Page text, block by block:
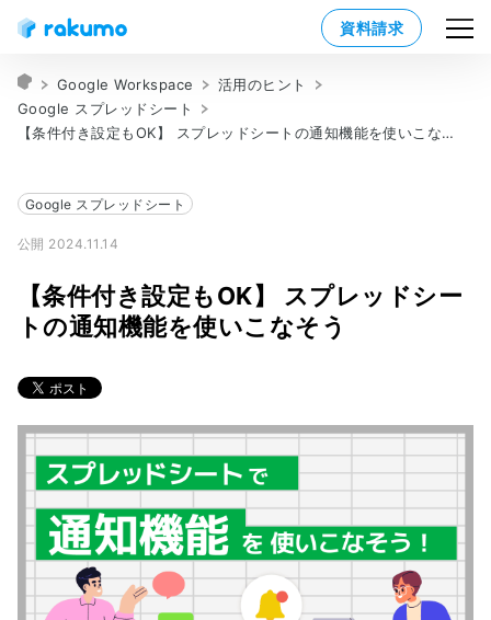
資料請求
Google Workspace
活用のヒント
Google スプレッドシート
【条件付き設定もOK】 スプレッドシートの通知機能を使いこなそう
Google スプレッドシート
公開 2024.11.14
【条件付き設定もOK】 スプレッドシー
トの通知機能を使いこなそう